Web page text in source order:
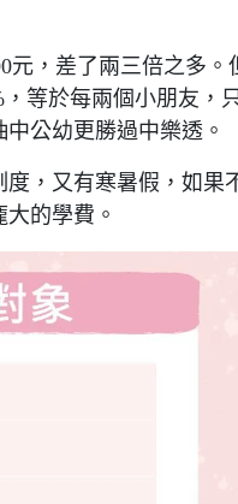
元，差了兩三倍之多。
等於每兩個小朋友，
公幼更勝過中樂透。
，又有寒暑假，如果
的學費。